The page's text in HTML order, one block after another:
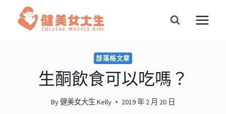
部落格文章
生酮飲食可以吃嗎？
By健美女大生 Kelly 2019 年 2 月 20 日